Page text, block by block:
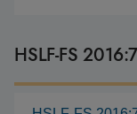
HSLF-FS